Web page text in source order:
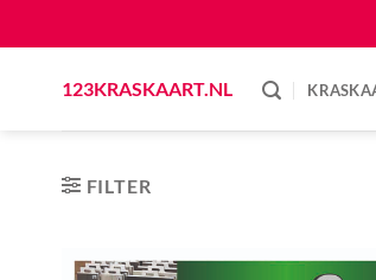
to
123KRASKAART.NL
FILTER